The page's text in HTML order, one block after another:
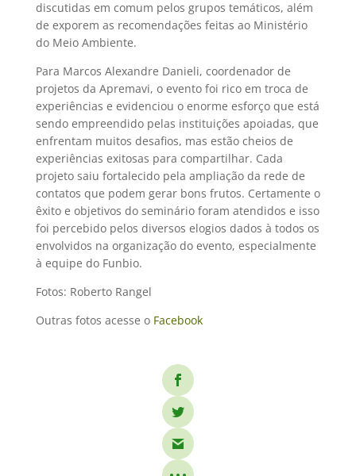
discutidas em comum pelos grupos temáticos, além
de exporem as recomendações feitas ao Ministério
do Meio Ambiente.
Para Marcos Alexandre Danieli, coordenador de
projetos da Apremavi, o evento foi rico em troca de
experiências e evidenciou o enorme esforço que está
sendo empreendido pelas instituições apoiadas, que
enfrentam muitos desafios, mas estão cheios de
experiências exitosas para compartilhar. Cada
projeto saiu fortalecido pela ampliação da rede de
contatos que podem gerar bons frutos. Certamente o
êxito e objetivos do seminário foram atendidos e isso
foi percebido pelos diversos elogios dados à todos os
envolvidos na organização do evento, especialmente
à equipe do Funbio.
Fotos: Roberto Rangel
Outras fotos acesse o Facebook